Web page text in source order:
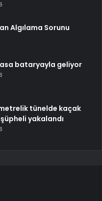
Algılama Sorunu
bataryayla geliyor
tünelde kaçak
yakalandı